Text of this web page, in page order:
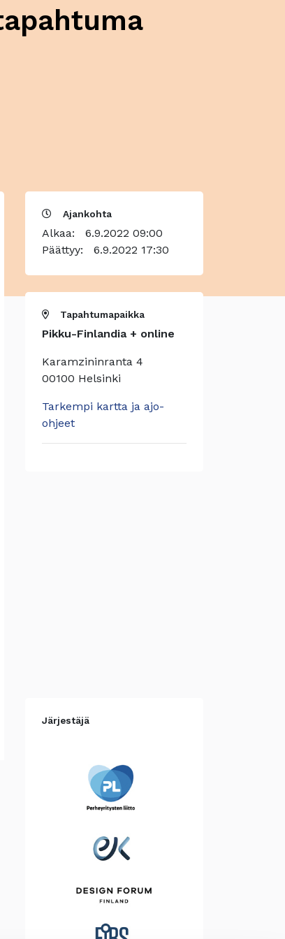
Ajankohta
Alkaa: 6.9.2022 09:00
Päättyy: 6.9.2022 17:30
Tapahtumapaikka
Pikku-Finlandia + online
Karamzininranta 4
00100 Helsinki
Tarkempi kartta ja ajo-
ohjeet
Järjestäjä